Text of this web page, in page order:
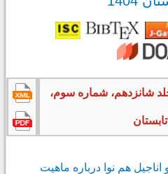
ادیان، سال 1404، جلد شانزدهم، شماره سوم،
هم نوا درباره ماهیت